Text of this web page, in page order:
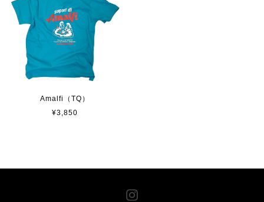
Amalfi（TQ）
¥3,850